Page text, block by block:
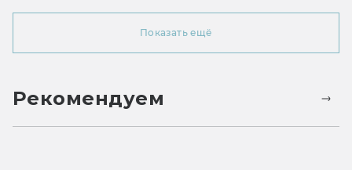
Показать ещё
Рекомендуем